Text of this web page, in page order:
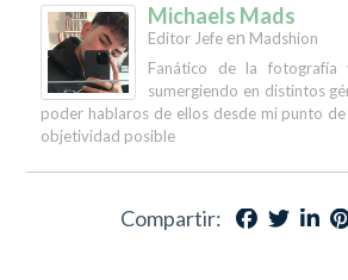
Michaels Mads
Editor Jefe en Madshion
Fanático de la
sumergiendo en distintos
poder hablaros de ellos desde mi punto
objetividad posible
Compartir: